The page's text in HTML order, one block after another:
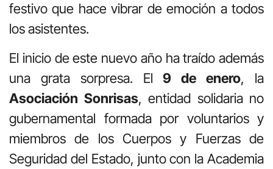
festivo que hace vibrar de emoción a todos
los asistentes.
El inicio de este nuevo año ha traído además
una grata sorpresa. El9 de enero, la
Asociación Sonrisas, entidad solidaria no
gubernamental formada por voluntarios y
miembros de los Cuerpos y Fuerzas de
Seguridad del Estado, junto con la Academia